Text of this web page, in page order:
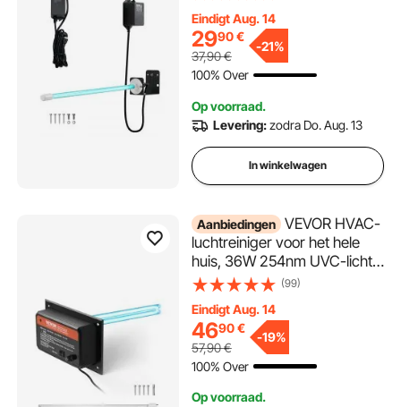
luchtwasser met 1
reservelamp, HVAC UV-
lampen, luchtreiniger voor
airconditioners
Eindigt Aug. 14
2990€
37,90€
-21%
100% Over
Op voorraad.
Levering:zodra Do. Aug. 13
In winkelwagen
Aanbiedingen VEVOR HVAC-
luchtreiniger voor het hele
huis, 36W 254nm UVC-licht
in kanaal voor
luchtwasser met 1
reservelamp, HVAC UV-
lampen, luchtreiniger voor
airconditioners
(99)
Eindigt Aug. 14
4690€
57,90€
-19%
100% Over
Op voorraad.